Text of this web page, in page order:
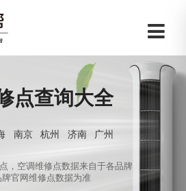
点查询大全
南京 杭州 济南
广州
，空调维修点数据来自于各品牌
官网维修点数据为准